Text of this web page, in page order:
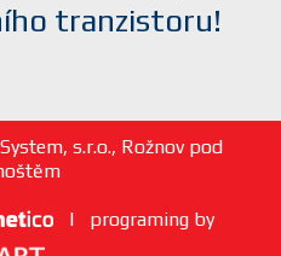
tranzistoru!
s.r.o., Rožnov pod
| programing by